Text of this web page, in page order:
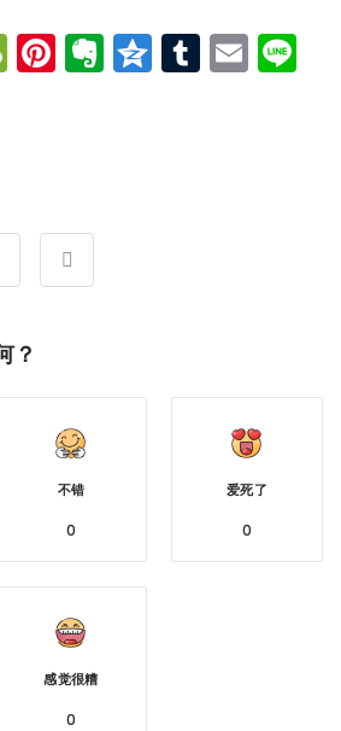
WeChat
Pinterest
Evernote
Qzone
Tumblr
？
不错
0
爱死了
0
感觉很糟
0